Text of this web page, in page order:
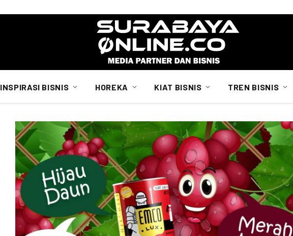
INSPIRASI BISNIS HOREKA KIAT BISNIS TREN BISNIS